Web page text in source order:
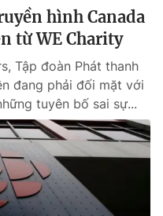
Việt Nam
hình Canada
từ WE Charity
Tập đoàn Phát thanh
đang phải đối mặt với
tuyên bố sai sự...